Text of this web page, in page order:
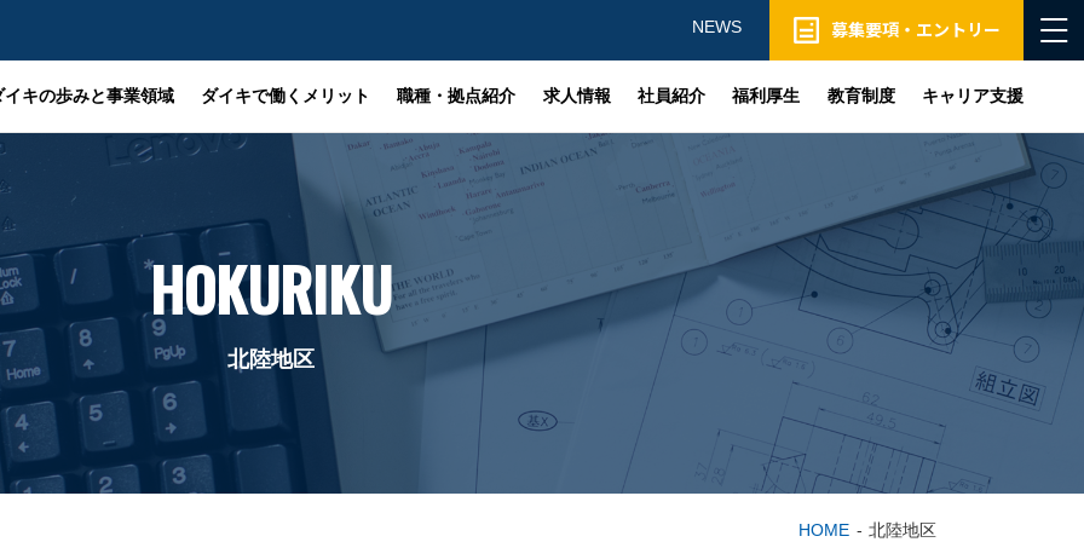
NEWS 募集要項・エントリー
イキの歩みと事業領域 ダイキで働くメリット 職種・拠点紹介 求人情報 社員紹介 福利厚生 教育制度 キャリア支援
HOKURIKU
北陸地区
HOME 北陸地区